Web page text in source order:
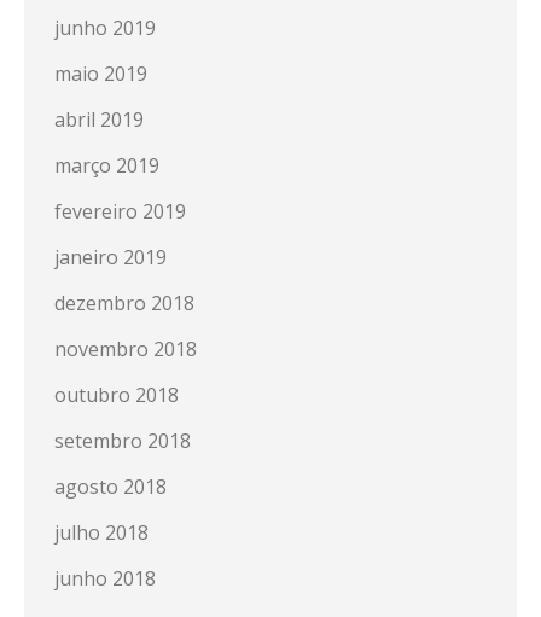
junho 2019
maio 2019
abril 2019
março 2019
fevereiro 2019
janeiro 2019
dezembro 2018
novembro 2018
outubro 2018
setembro 2018
agosto 2018
julho 2018
junho 2018